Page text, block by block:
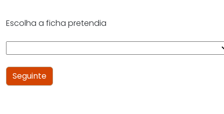
Escolha a ficha pretendia